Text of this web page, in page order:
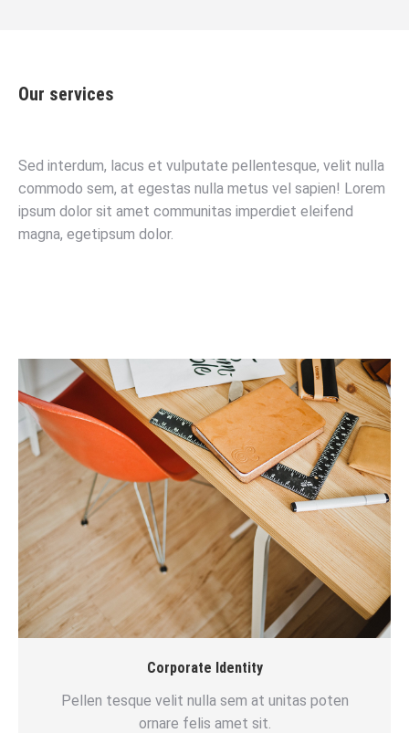
Our services
Sed interdum, lacus et vulputate pellentesque, velit nulla
commodo sem, at egestas nulla metus vel sapien! Lorem
ipsum dolor sit amet communitas imperdiet eleifend
magna, egetipsum dolor.
Corporate Identity
Pellen tesque velit nulla sem at unitas poten
ornare felis amet sit.